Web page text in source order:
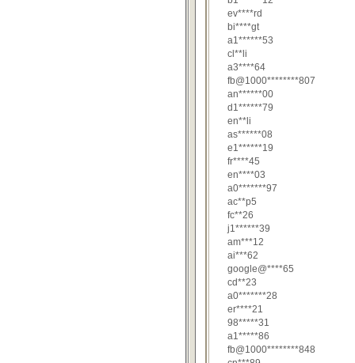
ev****rd
bi****gt
a1******53
cl**li
a3****64
fb@1000********807
an******00
d1******79
en**li
as******08
e1******19
fr****45
en****03
a0*******97
ac**p5
fc**26
j1******39
am***12
ai***62
google@****65
cd**23
a0*******28
er****21
98*****31
a1*****86
fb@1000********848